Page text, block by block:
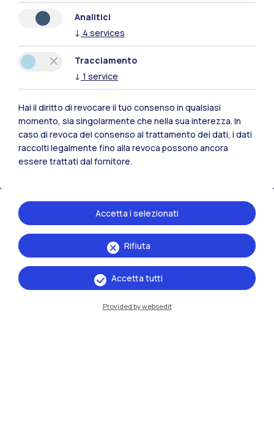
Polimi Community
Tutti i siti dell’ecosistema
Analitici
↓ 4 services
Tracciamento
↓ 1 service
Hai il diritto di revocare il tuo consenso in qualsiasi
momento, sia singolarmente che nella sua interezza. In
caso di revoca del consenso al trattamento dei dati, i dati
raccolti legalmente fino alla revoca possono ancora
essere trattati dal fornitore.
Rifiuta
Accetta i selezionati
Accetta tutti
Provided by websedit